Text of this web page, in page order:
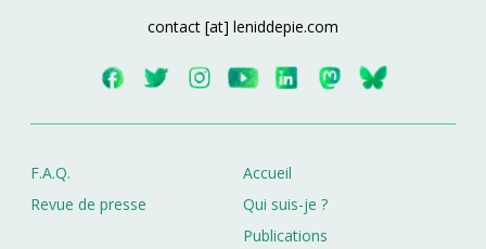
contact [at] leniddepie.com
F.A.Q.
Revue de presse
Accueil
Qui suis-je ?
Publications